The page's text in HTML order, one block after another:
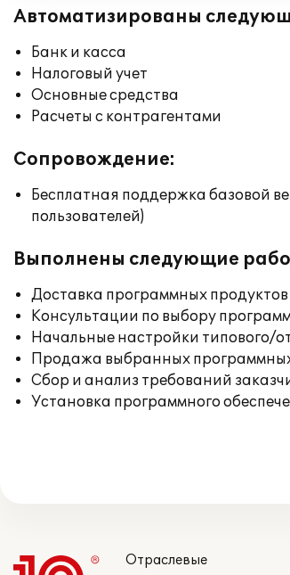
Автоматизированы
Банк и касса
Налоговый учет
Основные средства
Расчеты с контрагентами
Сопровождение:
Бесплатная поддержка базовой
пользователей)
Выполнены следующие
Доставка программных продуктов
Консультации по выбору
Начальные настройки типового/
Продажа выбранных
Сбор и анализ требований
Установка программного
Отраслевые